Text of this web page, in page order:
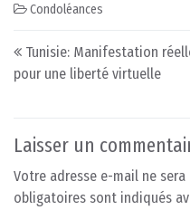
Condoléances
Post navigation
Tunisie: Manifestation
pour une liberté virtuelle
Laisser un
Votre adresse e-mail ne sera
obligatoires sont indiqués